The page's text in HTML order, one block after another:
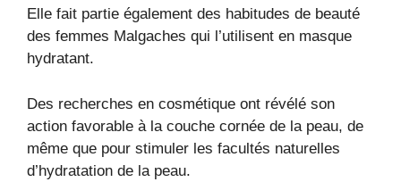
Elle fait partie également des habitudes de beauté
des femmes Malgaches qui l’utilisent en masque
hydratant.
Des recherches en cosmétique ont révélé son
action favorable à la couche cornée de la peau, de
même que pour stimuler les facultés naturelles
d’hydratation de la peau.